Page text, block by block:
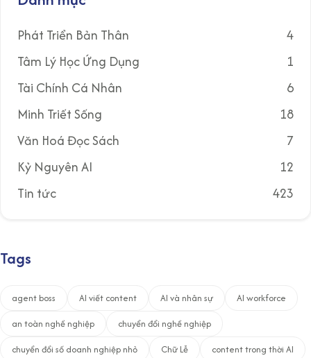
Phát Triển Bản Thân
4
Tâm Lý Học Ứng Dụng
1
Tài Chính Cá Nhân
6
Minh Triết Sống
18
Văn Hoá Đọc Sách
7
Kỷ Nguyên AI
12
Tin tức
423
Tags
agent boss AI viết content AI và nhân sự
AI workforce
an toàn nghề nghiệp
chuyển đổi nghề nghiệp
chuyển đổi số doanh nghiệp nhỏ
Chữ Lễ
content trong thời AI